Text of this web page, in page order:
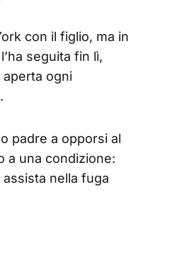
con il figlio, ma in
seguita fin lì,
ogni
padre a opporsi al
a una condizione:
nella fuga